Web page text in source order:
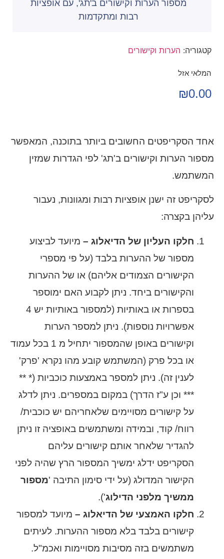
מספור הערות וקישורים ב'תג', עם אופציות
רבות ומתקדמות
קטגוריה: הערות וקישורים
המלאי אזל
₪0.00
אחד הסקריפטים החשובים ביותר בתוכנה, המאפשר
מספור הערות וקישורים ב'תג' לפי הגדרות שמזין
המשתמש.
לסקריפט זה ישנן אופציות רבות ומגוונות, נעבור
עליהן בקצרה:
חלקו העליון של הדיאלוג – מיועד לביצוע
מספור של ההערות בלבד (על פי מספרי
הקישורים הצמודים אליהם) או של ההערות
והקישורים ביחד. ניתן לקבוע האם ימוספר
בספרות או באותיות (למספור באותיות יש 4
אפשרויות נוספות). ניתן למספר הערות
וקישורים באופן שהמספור יתחיל מ 1 בכל עמוד
או בכל פרק (המשתמש קובע מהו נקרא 'פרק'
לענין זה). ניתן למספר באמצעות כוכביות (* **
*** וכן ע"ז הדרך) במקום במספרים. ניתן לדלג
על קישורים מסויימים שלאחריהם יש כוכבית/
רווח/ קוד, ובמידה ומשתמשים באופציה זו ניתן
להגדיר שלאחר אותם קישורים עליהם
הסקריפט ידלג ימשיך המספור הרץ שהיה לפני
הקישור המדולג (על ידי סימון התיבה 'מספור
ממשיך מלפני הדילוג').
חלקו האמצעי של הדיאלוג – מיועד למספור
קישורים בלבד בלא מספור ההערות. לעיתים
משתמשים בזה מסיבות מסויימות ואכמ"ל.